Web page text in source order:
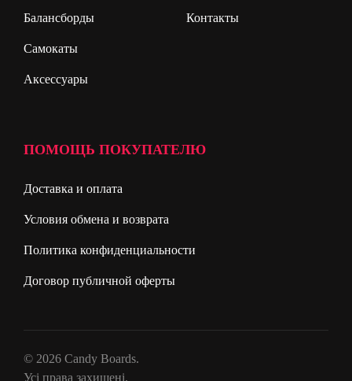
Балансборды
Самокаты
Аксессуары
Контакты
ПОМОЩЬ ПОКУПАТЕЛЮ
Доставка и оплата
Условия обмена и возврата
Политика конфиденциальности
Договор публичной оферты
© 2026 Candy Boards.
Усі права захищені.